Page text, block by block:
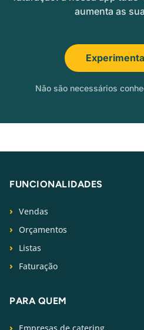
aumenta as
Não são necessários
FUNCIONALIDADES
Vendas
Orçamentos
Listas
Faturação
PARA QUEM